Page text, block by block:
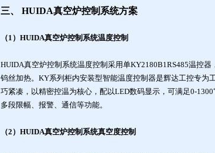
三、 HUIDA真空炉控制系统方案
（1）HUIDA真空炉控制系统温度控制
HUIDA真空炉控制系统温度控制采用单KY2180B1RS485温控
钨丝加热。KY系列柜内安装型智能温度控制器是辉达工控专
巧紧凑，以精密控温为核心，配以LED数码显示，可满足0-
多段限幅、报警、通信等功能。
（2）HUIDA真空炉控制系统真空度控制